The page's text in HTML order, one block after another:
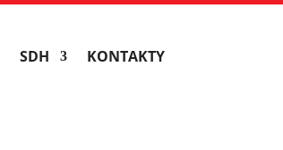
SDH KONTAKTY